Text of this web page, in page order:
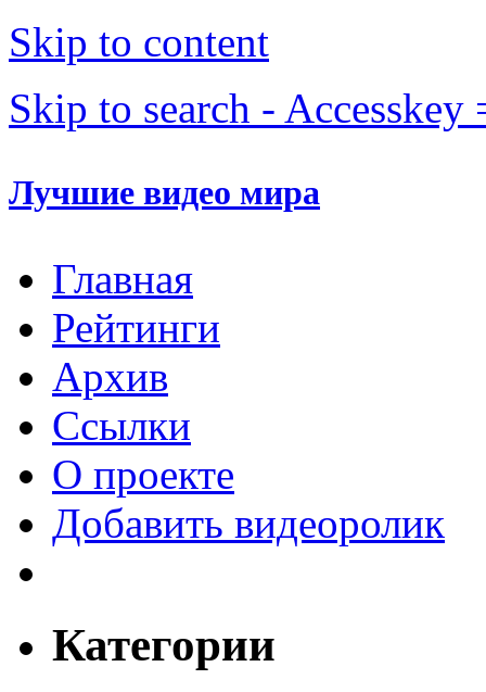
Skip to content
Skip to search - Accesskey
Лучшие видео мира
Главная
Рейтинги
Архив
Ссылки
О проекте
Добавить видеоролик
Категории